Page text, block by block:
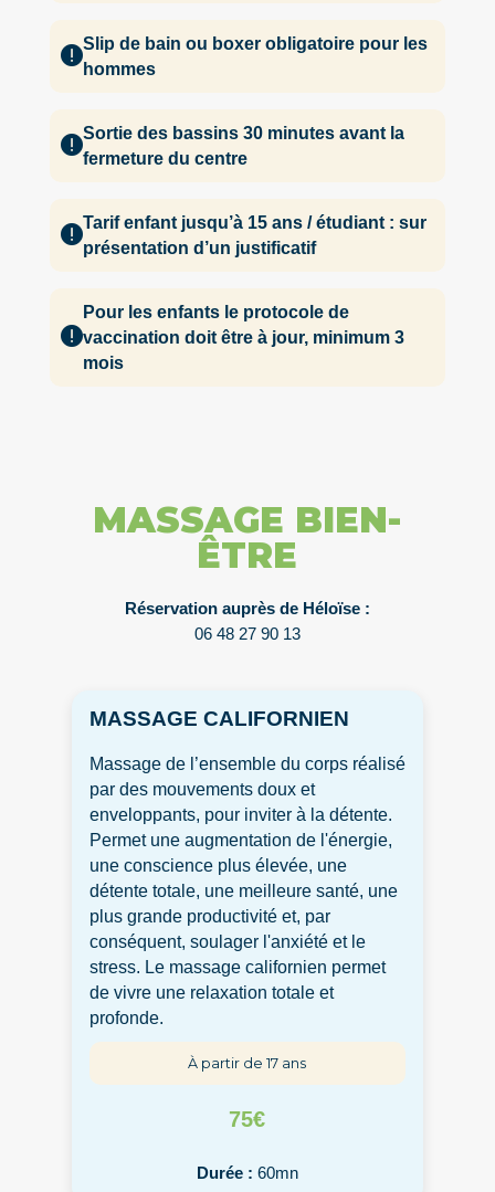
Slip de bain ou boxer obligatoire pour les
hommes
Sortie des bassins 30 minutes avant la
fermeture du centre
Tarif enfant jusqu’à 15 ans / étudiant : sur
présentation d’un justificatif
Pour les enfants le protocole de
vaccination doit être à jour, minimum 3
mois
MASSAGE BIEN-
ÊTRE
Réservation auprès de Héloïse :
06 48 27 90 13
MASSAGE CALIFORNIEN
Massage de l’ensemble du corps réalisé
par des mouvements doux et
enveloppants, pour inviter à la détente.
Permet une augmentation de l'énergie,
une conscience plus élevée, une
détente totale, une meilleure santé, une
plus grande productivité et, par
conséquent, soulager l'anxiété et le
stress. Le massage californien permet
de vivre une relaxation totale et
profonde.
À partir de 17 ans
75€
Durée : 60mn